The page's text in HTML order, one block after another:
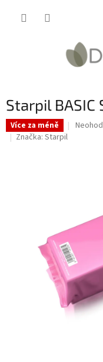
Starpil
Více za méně
Značka: Starpil